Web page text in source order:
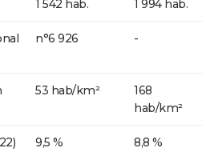
1 542 hab. 1 994 hab.
n°6 926 -
53 hab/km²
168
hab/km²
9,5 % 8,8 %